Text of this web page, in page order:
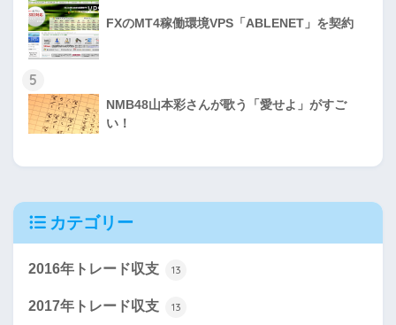
FXのMT4稼働環境VPS「ABLENET」を契約
5
NMB48山本彩さんが歌う「愛せよ」がすご
い！
カテゴリー
2016年トレード収支 13
2017年トレード収支 13